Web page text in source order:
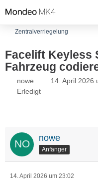
Zentralverriegelung
Facelift Keyless
Fahrzeug
nowe 14. April 2026
Erledigt
nowe
Anfänger
14. April 2026 um 23:02